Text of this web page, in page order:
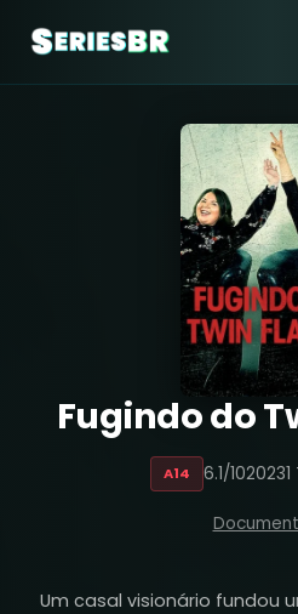
Fugindo do
A14 6.1/102023
Um casal visionário fundou